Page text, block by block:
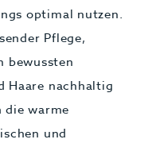
optimal nutzen.
Pflege,
bewussten
Haare nachhaltig
die warme
und